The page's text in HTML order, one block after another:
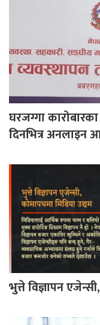
घरजग्गा
दिनभित्र अनलाइन
भुत्ते विज्ञापन